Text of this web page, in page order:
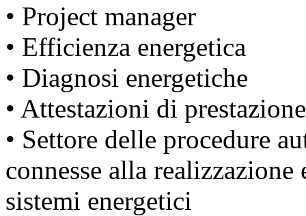
• Project manager
• Efficienza energetica
• Diagnosi energetiche
• Attestazioni di
• Settore delle procedure
connesse alla
sistemi energetici